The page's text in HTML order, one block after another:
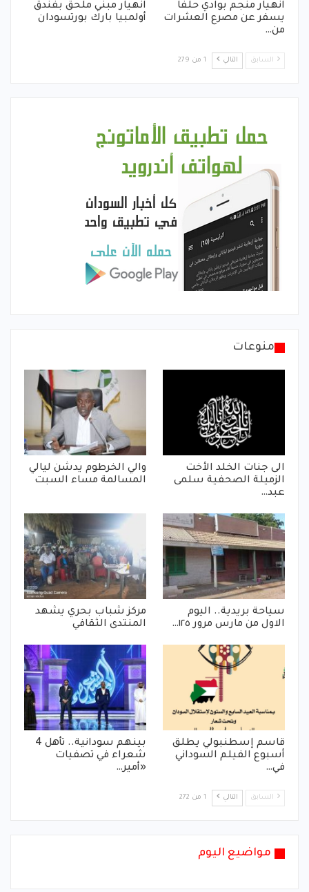
انهيار منجم بوادي حلفا
يسفر عن مصرع العشرات
من…
انهيار مبني ملحق بفندق
أولمبيا بارك بورتسودان
السابق التالي 1 من 279
منوعات
الى جنات الخلد الأخت
الزميلة الصحفية سلمى
عبد…
والي الخرطوم يدشن ليالي
المسالمة مساء السبت
سياحة بريدية.. اليوم
الاول من مارس مرور ١٢٥…
مركز شباب بحري يشهد
المنتدى الثقافي
قاسم إسطنبولي يطلق
أسبوع الفيلم السوداني
في…
بينهم سودانية.. تأهل 4
شعراء في تصفيات
«أمير…
السابق التالي 1 من 272
مواضيع اليوم